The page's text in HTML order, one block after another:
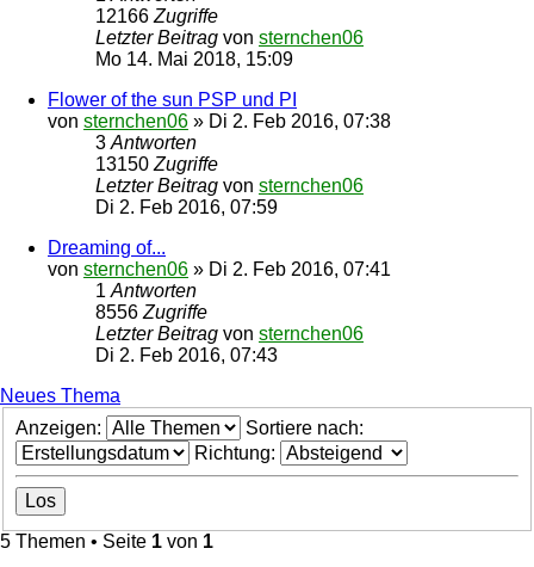
12166 Zugriffe
Letzter Beitrag von sternchen06
Mo 14. Mai 2018, 15:09
Flower of the sun PSP und PI
von sternchen06 » Di 2. Feb 2016, 07:38
3 Antworten
13150 Zugriffe
Letzter Beitrag von sternchen06
Di 2. Feb 2016, 07:59
Dreaming of...
von sternchen06 » Di 2. Feb 2016, 07:41
1 Antworten
8556 Zugriffe
Letzter Beitrag von sternchen06
Di 2. Feb 2016, 07:43
Neues Thema
Anzeigen:
Sortiere nach:
Richtung:
5 Themen • Seite 1 von 1